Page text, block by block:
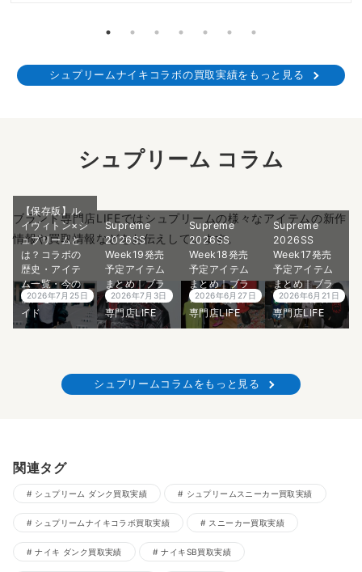
シュプリームナイキコラボの買取実績をもっと見る
シュプリーム コラム
ブランド専門店LIFEではシュプリームの様々なアイテムの新作
情報や買取情報などをお伝えしています。
【保存版】ル
イヴィトン×シ
ュプリームと
は？コラボの
歴史・アイテ
ム一覧・今の
価値を徹底ガ
イド
2026年7月25日
Supreme
2026SS
Week19発売
予定アイテム
まとめ｜ブラ
ンド古着買取
専門店LIFE
2026年7月3日
Supreme
2026SS
Week18発売
予定アイテム
まとめ｜ブラ
ンド古着買取
専門店LIFE
2026年6月27日
Supreme
2026SS
Week17発売
予定アイテム
まとめ｜ブラ
ンド古着買取
専門店LIFE
2026年6月21日
シュプリームコラムをもっと見る
関連タグ
シュプリーム ダンク買取実績 シュプリームスニーカー買取実績
シュプリームナイキコラボ買取実績 スニーカー買取実績
ナイキ ダンク買取実績 ナイキSB買取実績